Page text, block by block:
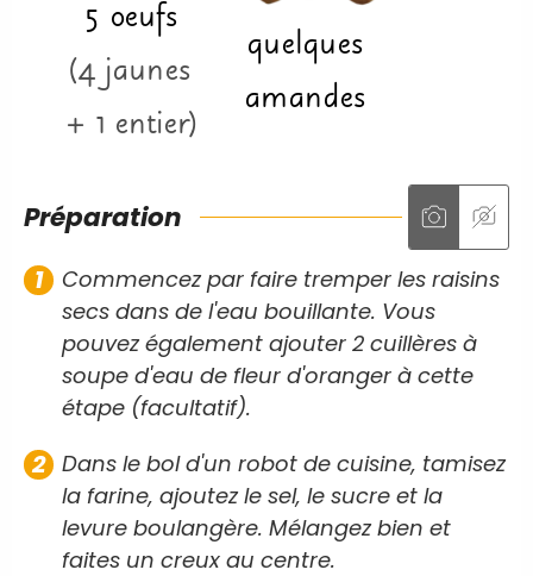
5 oeufs
(4 jaunes
+ 1 entier)
quelques
amandes
Préparation
Commencez par faire tremper les raisins
secs dans de l'eau bouillante. Vous
pouvez également ajouter 2 cuillères à
soupe d'eau de fleur d'oranger à cette
étape (facultatif).
Dans le bol d'un robot de cuisine, tamisez
la farine, ajoutez le sel, le sucre et la
levure boulangère. Mélangez bien et
faites un creux au centre.